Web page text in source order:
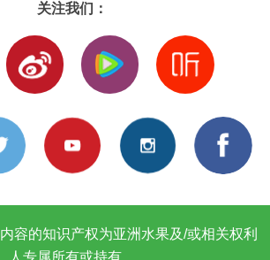
关注我们：
容的知识产权为亚洲水果及/或相关权利